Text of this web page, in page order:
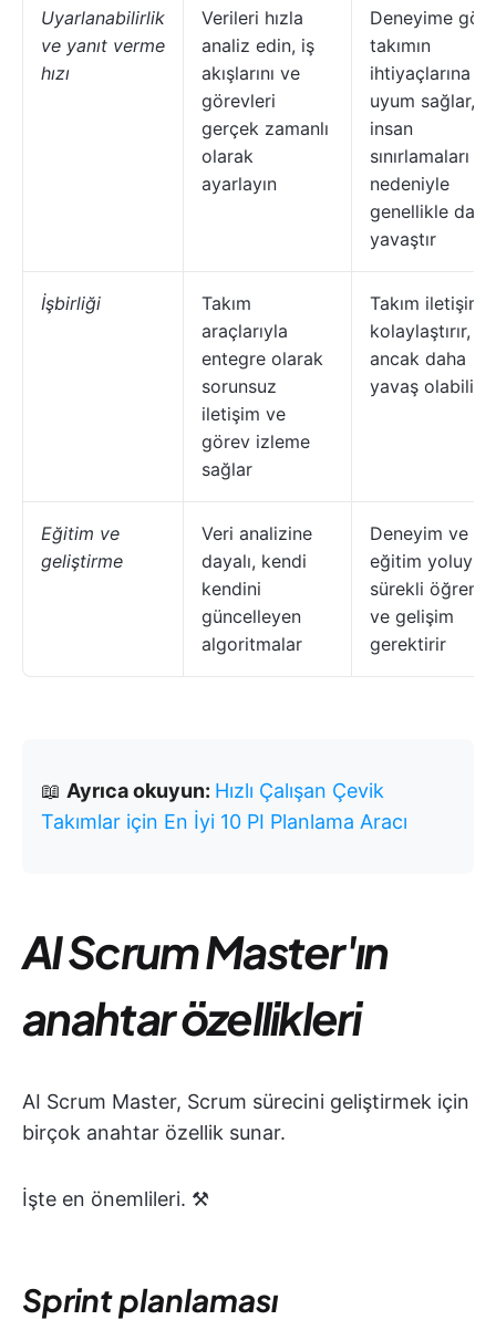
Uyarlanabilirlik
ve yanıt verme
hızı
Verileri hızla
analiz edin, iş
akışlarını ve
görevleri
gerçek zamanlı
olarak
ayarlayın
Deneyime göre
takımın
ihtiyaçlarına
uyum sağlar,
insan
sınırlamaları
nedeniyle
genellikle daha
yavaştır
İşbirliği
Takım
araçlarıyla
entegre olarak
sorunsuz
iletişim ve
görev izleme
sağlar
Takım iletişimi
kolaylaştırır,
ancak daha
yavaş olabilir
Eğitim ve
geliştirme
Veri analizine
dayalı, kendi
kendini
güncelleyen
algoritmalar
Deneyim ve
eğitim yoluyla
sürekli
ve gelişim
gerektirir
📖 Ayrıca okuyun: Hızlı Çalışan Çevik
Takımlar için En İyi 10 PI Planlama Aracı
AI Scrum Master'ın
anahtar özellikleri
AI Scrum Master, Scrum sürecini geliştirmek için
birçok anahtar özellik sunar.
İşte en önemlileri. ⚒️
Sprint planlaması